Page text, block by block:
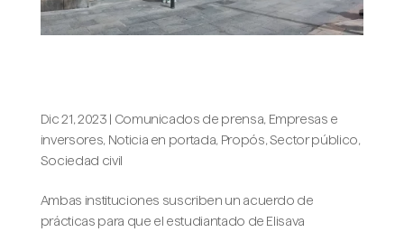
Dic 21, 2023 | Comunicados de prensa, Empresas e
inversores, Noticia en portada, Propós,Sector público,
Sociedad civil
Ambas instituciones suscriben un acuerdo de
prácticas para que el estudiantado de Elisava